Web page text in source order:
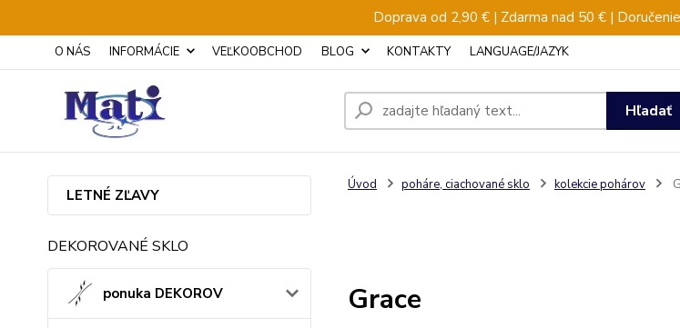
Doprava od 2,90 € | Zdarma nad 50 € |
O NÁS INFORMÁCIE VEĽKOOBCHOD BLOG KONTAKTY LANGUAGE/JAZYK
Hľadať
LETNÉ ZĽAVY
DEKOROVANÉ SKLO
ponuka DEKOROV
Úvod poháre, ciachované sklo kolekcie pohárov
Grace